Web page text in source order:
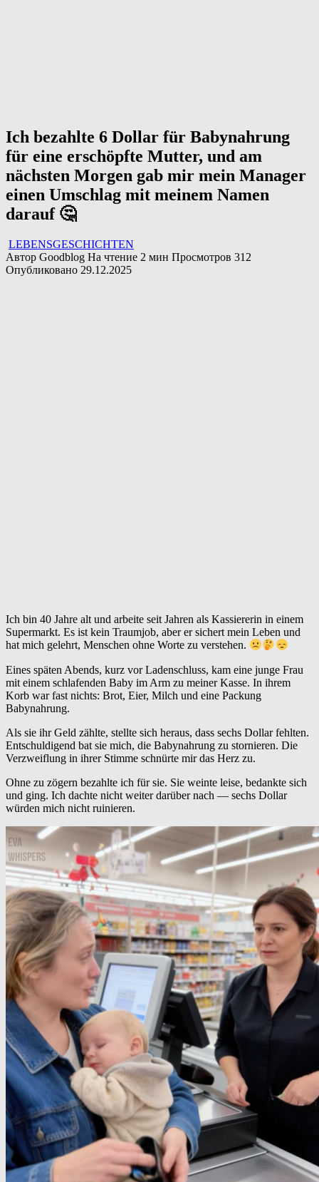
Ich bezahlte 6 Dollar für Babynahrung
für eine erschöpfte Mutter, und am
nächsten Morgen gab mir mein Manager
einen Umschlag mit meinem Namen
darauf 🤔
LEBENSGESCHICHTEN
Автор Goodblog На чтение 2 мин Просмотров 312
Опубликовано 29.12.2025
Ich bin 40 Jahre alt und arbeite seit Jahren als Kassiererin in einem
Supermarkt. Es ist kein Traumjob, aber er sichert mein Leben und
hat mich gelehrt, Menschen ohne Worte zu verstehen.
Eines späten Abends, kurz vor Ladenschluss, kam eine junge Frau
mit einem schlafenden Baby im Arm zu meiner Kasse. In ihrem
Korb war fast nichts: Brot, Eier, Milch und eine Packung
Babynahrung.
Als sie ihr Geld zählte, stellte sich heraus, dass sechs Dollar fehlten.
Entschuldigend bat sie mich, die Babynahrung zu stornieren. Die
Verzweiflung in ihrer Stimme schnürte mir das Herz zu.
Ohne zu zögern bezahlte ich für sie. Sie weinte leise, bedankte sich
und ging. Ich dachte nicht weiter darüber nach — sechs Dollar
würden mich nicht ruinieren.